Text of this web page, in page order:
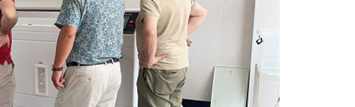
Buồng điều hòa nhiệt độ âm
Buồng thử nghiệm khí hậu phòng thí nghiệm
độ ẩm nhiệt độ
Buồng đo độ cao nhiệt độ